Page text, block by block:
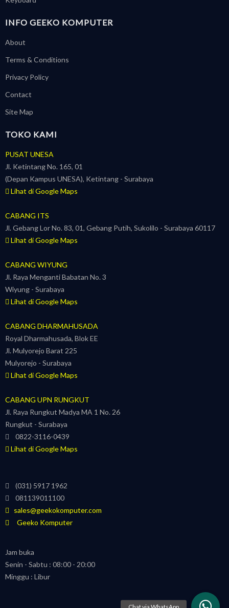
INFO GEEKO KOMPUTER
About
Terms & Conditions
Privacy Policy
Contact
Site Map
TOKO KAMI
PUSAT UNESA
Jl. Ketintang No. 165, 01
(Depan Kampus UNESA), Ketintang - Surabaya
Lihat di Google Maps
CABANG ITS
Jl. Gebang Lor No. 83, 01, Gebang Putih, Sukolilo - Surabaya 60117
Lihat di Google Maps
CABANG WIYUNG
Jl. Raya Menganti Babatan No. 3
Wiyung - Surabaya
Lihat di Google Maps
CABANG DHARMAHUSADA
Royal Dharmahusada, Blok EE
Jl. Mulyorejo Barat 225
Mulyorejo - Surabaya
Lihat di Google Maps
CABANG UPN RUNGKUT
Jl. Raya Rungkut Madya MA 1 No. 26
Rungkut - Surabaya
0822-3116-0439
Lihat di Google Maps
(031) 5917 1962
081139011100
sales@geekokomputer.com
Geeko Komputer
Jam buka
Senin - Sabtu : 08:00 - 20:00
Minggu : Libur